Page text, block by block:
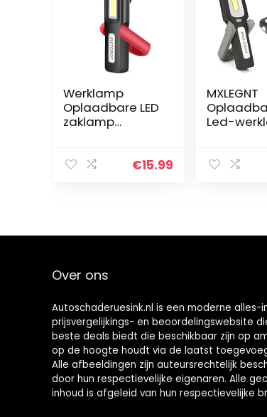
Werklamp
Oplaadbare LED
zaklamp
Campinglamp
ophanghaak,
€15.99
MXLEGNT
Led-
Over ons
Autoschaderuesink.nl is een moderne alles-
prijsvergelijkings- en beoordelingswebsite
beste deals biedt die beschikbaar zijn op
op de hoogte houdt via de laatst
Alle afbeeldingen zijn auteursrechtelijk
door hun respectievelijke eigenaren. Alle
inhoud is afgeleid van hun respectievelijke